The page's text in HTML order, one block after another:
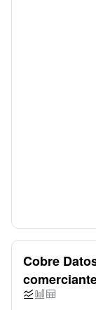
Cobre
 